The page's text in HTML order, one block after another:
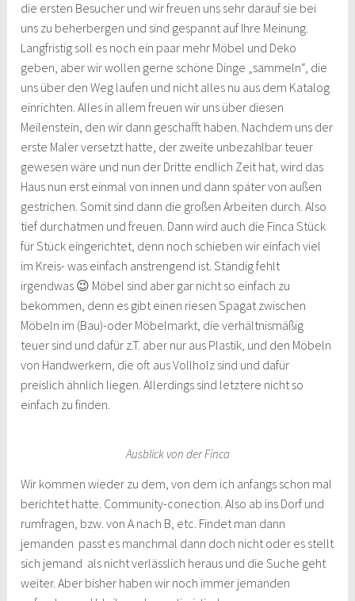
die ersten Besucher und wir freuen uns sehr darauf sie bei
uns zu beherbergen und sind gespannt auf Ihre Meinung.
Langfristig soll es noch ein paar mehr Möbel und Deko
geben, aber wir wollen gerne schöne Dinge „sammeln“, die
uns über den Weg laufen und nicht alles nu aus dem Katalog
einrichten. Alles in allem freuen wir uns über diesen
Meilenstein, den wir dann geschafft haben. Nachdem uns der
erste Maler versetzt hatte, der zweite unbezahlbar teuer
gewesen wäre und nun der Dritte endlich Zeit hat, wird das
Haus nun erst einmal von innen und dann später von außen
gestrichen. Somit sind dann die großen Arbeiten durch. Also
tief durchatmen und freuen. Dann wird auch die Finca Stück
für Stück eingerichtet, denn noch schieben wir einfach viel
im Kreis- was einfach anstrengend ist. Ständig fehlt
irgendwas 😉 Möbel sind aber gar nicht so einfach zu
bekommen, denn es gibt einen riesen Spagat zwischen
Möbeln im (Bau)-oder Möbelmarkt, die verhältnismäßig
teuer sind und dafür z.T. aber nur aus Plastik, und den Möbeln
von Handwerkern, die oft aus Vollholz sind und dafür
preislich ähnlich liegen. Allerdings sind letztere nicht so
einfach zu finden.
Ausblick von der Finca
Wir kommen wieder zu dem, von dem ich anfangs schon mal
berichtet hatte. Community-conection. Also ab ins Dorf und
rumfragen, bzw. von A nach B, etc. Findet man dann
jemanden passt es manchmal dann doch nicht oder es stellt
sich jemand als nicht verlässlich heraus und die Suche geht
weiter. Aber bisher haben wir noch immer jemanden